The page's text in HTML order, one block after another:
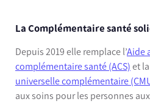
La Complémentaire santé
Depuis 2019 elle remplace l’Aide
complémentaire santé (ACS) et la
universelle complémentaire
aux soins pour les personnes